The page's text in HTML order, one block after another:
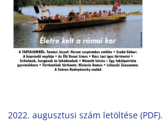
2022. augusztusi szám letöltése (PDF).